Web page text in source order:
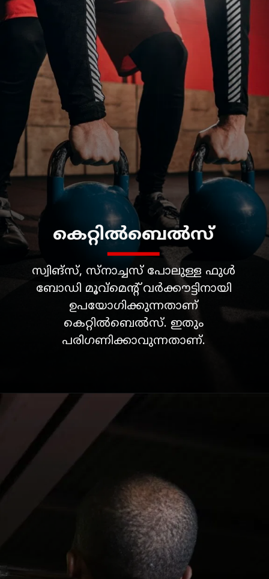
സ്വിങ്സ്, സ്നാച്ചസ് പോലുള്ള ഫുൾ
ബോഡി മൂവ്മെൻ്റ് വർക്കൗട്ടിനായി
ഉപയോഗിക്കുന്നതാണ്
കെറ്റിൽബെൽസ്. ഇതും
കെറ്റിൽബെൽസ്